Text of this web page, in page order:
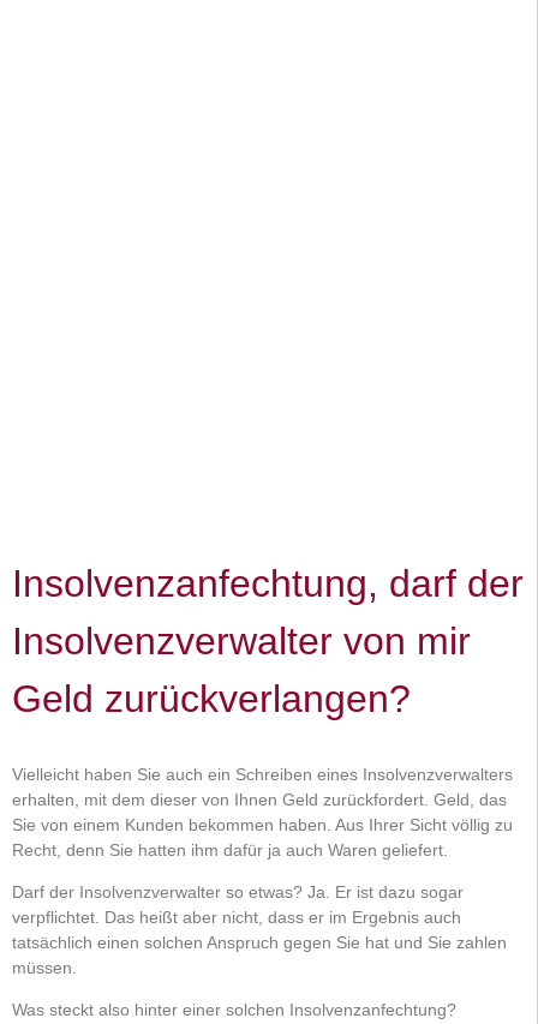
Insolvenzanfechtung, darf der
Insolvenzverwalter von mir
Geld zurückverlangen?
Vielleicht haben Sie auch ein Schreiben eines Insolvenzverwalters
erhalten, mit dem dieser von Ihnen Geld zurückfordert. Geld, das
Sie von einem Kunden bekommen haben. Aus Ihrer Sicht völlig zu
Recht, denn Sie hatten ihm dafür ja auch Waren geliefert.
Darf der Insolvenzverwalter so etwas? Ja. Er ist dazu sogar
verpflichtet. Das heißt aber nicht, dass er im Ergebnis auch
tatsächlich einen solchen Anspruch gegen Sie hat und Sie zahlen
müssen.
Was steckt also hinter einer solchen Insolvenzanfechtung?